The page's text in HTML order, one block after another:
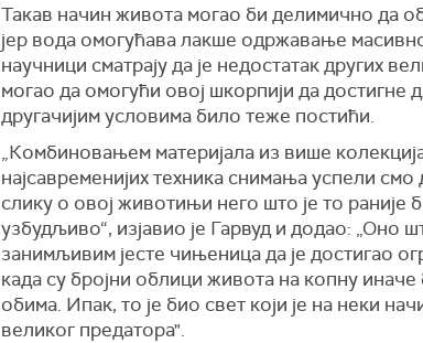
Такав начин живота могао би делимично да
јер вода омогућава лакше одржавање
научници сматрају да је недостатак других
могао да омогући овој шкорпији да достигне
другачијим условима било теже постићи.
„Комбиновањем материјала из више
најсавременијих техника снимања успели смо
слику о овој животињи него што је то раније
узбудљиво“, изјавио је Гарвуд и додао: „Оно
занимљивим јесте чињеница да је достигао
када су бројни облици живота на копну
обима. Ипак, то је био свет који је на неки
великог предатора".